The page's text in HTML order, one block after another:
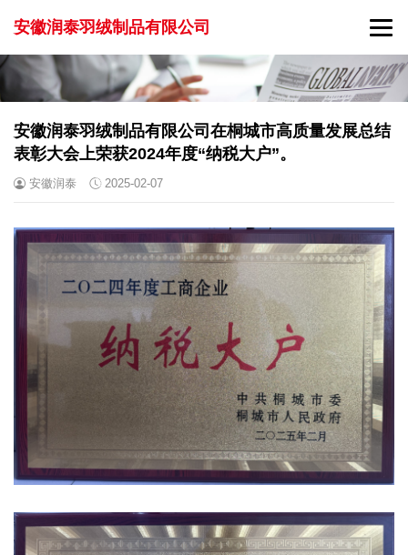
安徽润泰羽绒制品有限公司
安徽润泰羽绒制品有限公司在桐城市高质量发展总结
表彰大会上荣获2024年度“纳税大户”。
安徽润泰 2025-02-07